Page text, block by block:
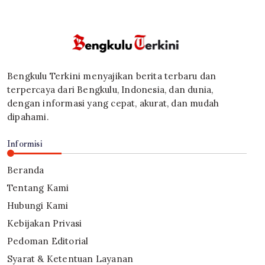
Bengkulu Terkini menyajikan berita terbaru dan
terpercaya dari Bengkulu, Indonesia, dan dunia,
dengan informasi yang cepat, akurat, dan mudah
dipahami.
Informisi
Beranda
Tentang Kami
Hubungi Kami
Kebijakan Privasi
Pedoman Editorial
Syarat & Ketentuan Layanan